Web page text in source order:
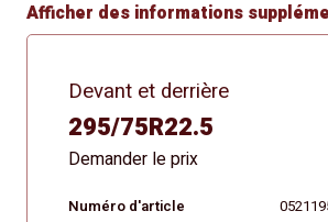
Afficher des informations
Devant et derrière
295/75R22.5
Demander le prix
Numéro d'article